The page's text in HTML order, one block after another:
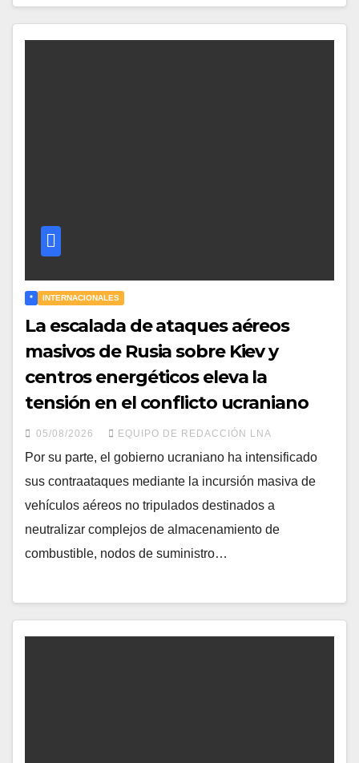
* INTERNACIONALES
La escalada de ataques aéreos
masivos de Rusia sobre Kiev y
centros energéticos eleva la
tensión en el conflicto ucraniano
05/08/2026 EQUIPO DE REDACCIÓN LNA
​Por su parte, el gobierno ucraniano ha intensificado
sus contraataques mediante la incursión masiva de
vehículos aéreos no tripulados destinados a
neutralizar complejos de almacenamiento de
combustible, nodos de suministro…